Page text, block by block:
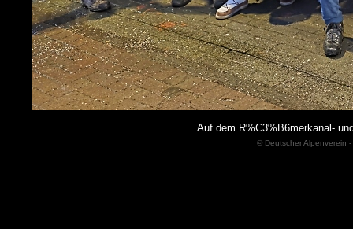
Auf dem R%C3%B6merkanal-
© Deutscher Alpenverein